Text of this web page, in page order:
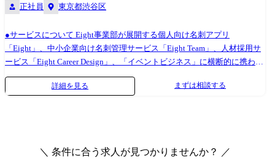
正社員 東京都渋谷区
●サービスについて Eight事業部が展開する個人向け名刺アプリ
「Eight」、中小企業向け名刺管理サービス「Eight Team」、人材採用サ
ービス「Eight Career Design」、「イベントビジネス」に横断的に携わり
ます。 ●組織のミッション Eight事業部は「名刺文化を変え、出会いの価
値を最大化する」というビジョンを掲げており、ビジネスパーソンの出
ョンとして、日々業務に向き合っています。 ●具体的な業務 以下の業務
詳細を見る まずは相談する
＼ 条件に合う求人が見つかりませんか？ ／